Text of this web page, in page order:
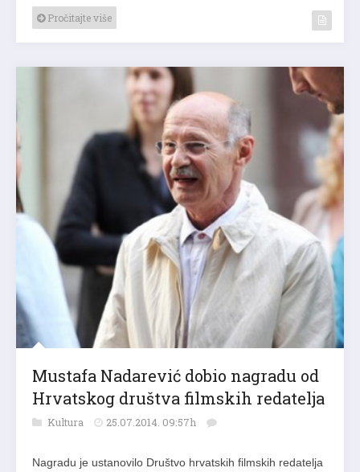
Pročitajte više
Mustafa Nadarević dobio nagradu od
Hrvatskog društva filmskih redatelja
Kultura 25.07.2014. 09:57h
Nagradu je ustanovilo Društvo hrvatskih filmskih redatelja